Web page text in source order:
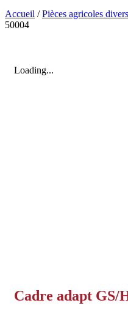
Accueil /Pièces agricoles
50004
Loading...
Cadre adapt GS/